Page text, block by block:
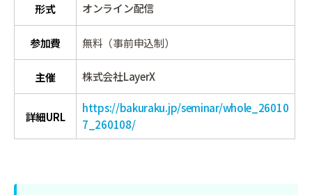
形式 オンライン配信
参加費 無料（事前申込制）
主催 株式会社LayerX
詳細URL
https://bakuraku.jp/seminar/whole_26010
7_260108/